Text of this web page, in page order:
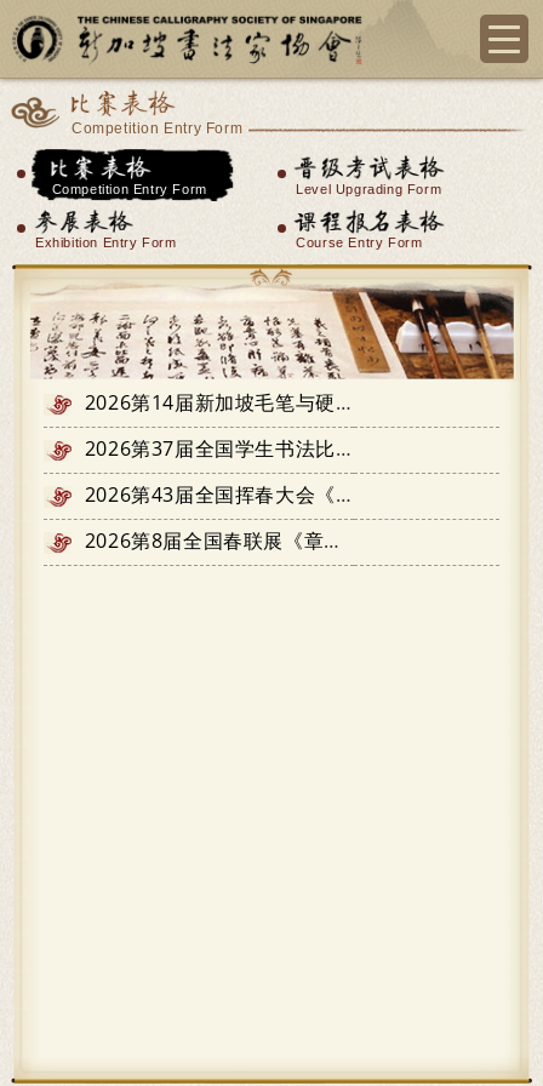
比赛表格
Competition Entry Form
晋级考试表格
Level Upgrading Form
参展表格
Exhibition Entry Form
课程报名表格
Course Entry Form
比赛表格
Competition Entry Form
2026第14届新加坡毛笔与硬笔书法大赛
2026第37届全国学生书法比赛简章及报名表格
2026第43届全国挥春大会《表格》
2026第8届全国春联展《章则》